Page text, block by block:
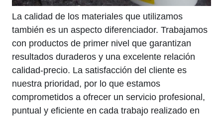
La calidad de los materiales que utilizamos
también es un aspecto diferenciador. Trabajamos
con productos de primer nivel que garantizan
resultados duraderos y una excelente relación
calidad-precio. La satisfacción del cliente es
nuestra prioridad, por lo que estamos
comprometidos a ofrecer un servicio profesional,
puntual y eficiente en cada trabajo realizado en